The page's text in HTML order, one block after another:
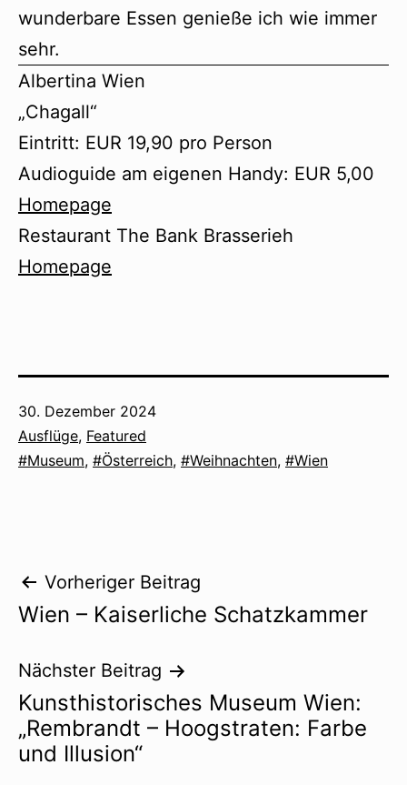
wunderbare Essen genieße ich wie immer
sehr.
Albertina Wien
„Chagall“
Eintritt: EUR 19,90 pro Person
Audioguide am eigenen Handy: EUR 5,00
Homepage
Restaurant The Bank Brasserieh
Homepage
Veröffentlicht
am
30. Dezember 2024
Kategorisiert
als
Ausflüge, Featured
Verschlagwortet
Museum, Österreich, Weihnachten, Wien
Beitragsnavigation
Vorheriger Beitrag
Wien – Kaiserliche Schatzkammer
Nächster Beitrag
Kunsthistorisches Museum Wien:
„Rembrandt – Hoogstraten: Farbe
und Illusion“